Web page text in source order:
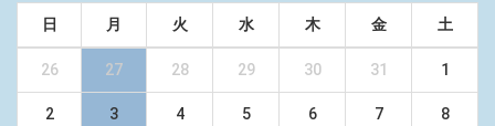
日 月 火 水 木 金 土
26 27 28 29 30 31 1
2 3 4 5 6 7 8